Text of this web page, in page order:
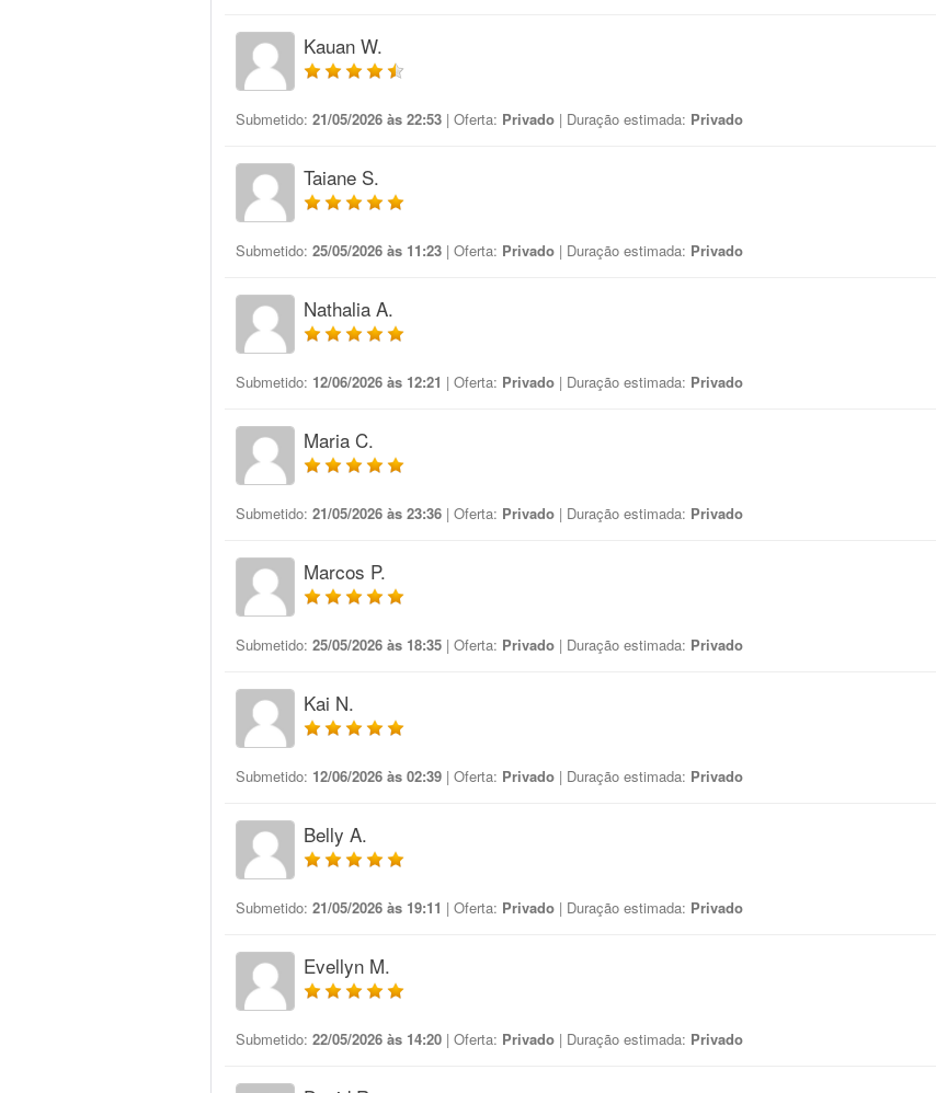
Kauan W.
Submetido: 21/05/2026 às 22:53 | Oferta: Privado | Duração estimada: Privado
Taiane S.
Submetido: 25/05/2026 às 11:23 | Oferta: Privado | Duração estimada: Privado
Nathalia A.
Submetido: 12/06/2026 às 12:21 | Oferta: Privado | Duração estimada: Privado
Maria C.
Submetido: 21/05/2026 às 23:36 | Oferta: Privado | Duração estimada: Privado
Marcos P.
Submetido: 25/05/2026 às 18:35 | Oferta: Privado | Duração estimada: Privado
Kai N.
Submetido: 12/06/2026 às 02:39 | Oferta: Privado | Duração estimada: Privado
Belly A.
Submetido: 21/05/2026 às 19:11 | Oferta: Privado | Duração estimada: Privado
Evellyn M.
Submetido: 22/05/2026 às 14:20 | Oferta: Privado | Duração estimada: Privado